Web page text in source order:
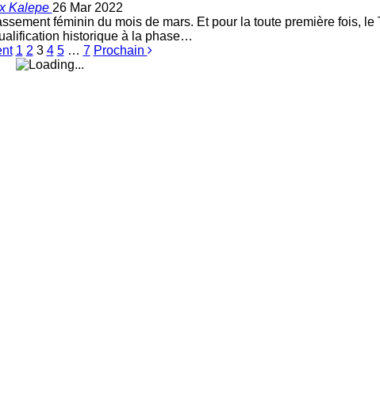
Kalepe 26 Mar 2022
féminin du mois de mars. Et pour la toute première fois, le
historique à la phase…
1 2 3 4 5 … 7 Prochain